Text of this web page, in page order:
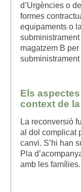
d’Urgències o
formes
equipaments o
magatzem B
Els
context de la
La reconversió
al dol complicat
canvi. S’hi han
Pla
amb les famílies.